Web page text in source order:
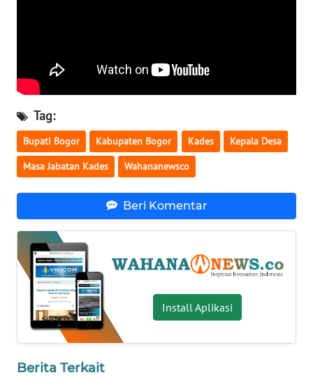
Tag:
Bupati Bogor Kabupaten Bogor Kades Kepala Desa
Masa Jabatan Kades Wahananewsco
Beri Komentar
Install Aplikasi
Berita Terkait
WN
SERAMBI
WN
JAMBI
SULTRA
WN
NTB
WN
SULTENG
SULBAR